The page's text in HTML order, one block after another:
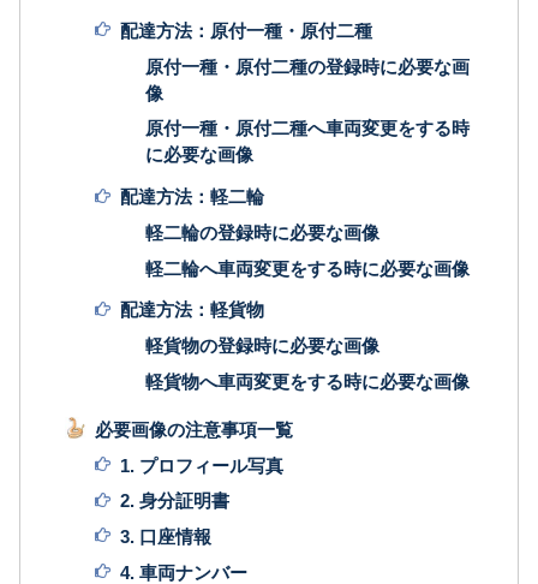
配達方法：原付一種・原付二種
原付一種・原付二種の登録時に必要な画
像
原付一種・原付二種へ車両変更をする時
に必要な画像
配達方法：軽二輪
軽二輪の登録時に必要な画像
軽二輪へ車両変更をする時に必要な画像
配達方法：軽貨物
軽貨物の登録時に必要な画像
軽貨物へ車両変更をする時に必要な画像
必要画像の注意事項一覧
1. プロフィール写真
2. 身分証明書
3. 口座情報
4. 車両ナンバー